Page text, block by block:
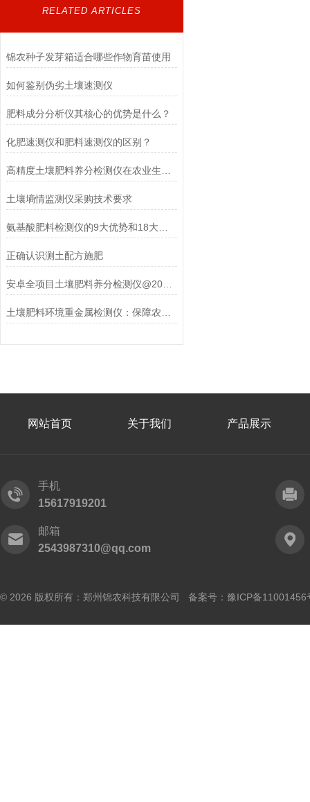
RELATED ARTICLES
锦农种子发芽箱适合哪些作物育苗使用
如何鉴别伪劣土壤速测仪
肥料成分分析仪其核心的优势是什么？
化肥速测仪和肥料速测仪的区别？
土壤墒情监测仪采购技术要求
正确认识测土配方施肥
安卓全项目土壤肥料养分检测仪@2021检测仪器仪表
网站首页 关于我们 产品展示
手机
15617919201
邮箱
2543987310@qq.com
© 2026 版权所有：郑州锦农科技有限公司 备案号： 豫ICP备11001456